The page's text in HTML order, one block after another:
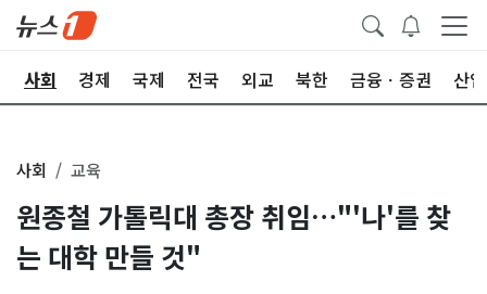
사회 경제 국제 전국 외교 북한 금융ㆍ증권 산업
사회 교육
원종철 가톨릭대 총장 취임…"'나'를 찾
는 대학 만들 것"